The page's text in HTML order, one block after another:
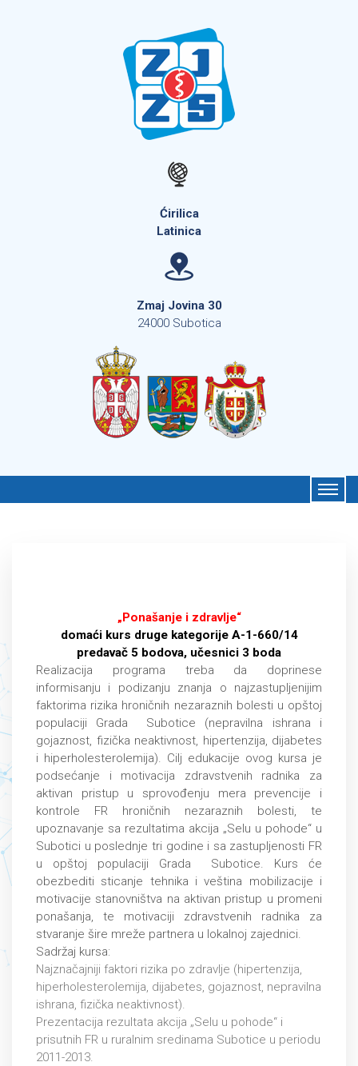
Ćirilica
Latinica
Zmaj Jovina 30
24000 Subotica
„Ponašanje i zdravlje“
domaći kurs druge kategorije A-1-660/14
predavač 5 bodova, učesnici 3 boda
Realizacija programa treba da doprinese
informisanju i podizanju znanja o najzastupljenijim
faktorima rizika hroničnih nezaraznih bolesti u opštoj
populaciji Grada Subotice (nepravilna ishrana i
gojaznost, fizička neaktivnost, hipertenzija, dijabetes
i hiperholesterolemija). Cilj edukacije ovog kursa je
podsećanje i motivacija zdravstvenih radnika za
aktivan pristup u sprovođenju mera prevencije i
kontrole FR hroničnih nezaraznih bolesti, te
upoznavanje sa rezultatima akcija „Selu u pohode“ u
Subotici u poslednje tri godine i sa zastupljenosti FR
u opštoj populaciji Grada Subotice. Kurs će
obezbediti sticanje tehnika i veština mobilizacije i
motivacije stanovništva na aktivan pristup u promeni
ponašanja, te motivaciji zdravstvenih radnika za
stvaranje šire mreže partnera u lokalnoj zajednici.
Sadržaj kursa:
Najznačajniji faktori rizika po zdravlje (hipertenzija,
hiperholesterolemija, dijabetes, gojaznost, nepravilna
ishrana, fizička neaktivnost).
Prezentacija rezultata akcija „Selu u pohode“ i
prisutnih FR u ruralnim sredinama Subotice u periodu
2011-2013.